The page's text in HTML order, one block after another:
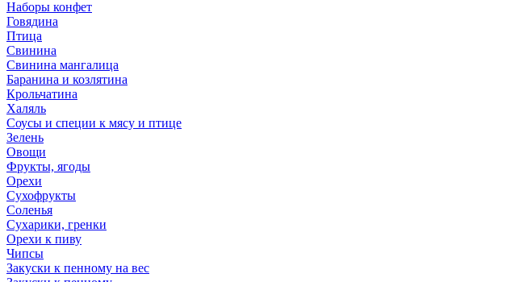
Наборы конфет
Говядина
Птица
Свинина
Свинина мангалица
Баранина и козлятина
Крольчатина
Халяль
Соусы и специи к мясу и птице
Зелень
Овощи
Фрукты, ягоды
Орехи
Сухофрукты
Соленья
Сухарики, гренки
Орехи к пиву
Чипсы
Закуски к пенному на вес